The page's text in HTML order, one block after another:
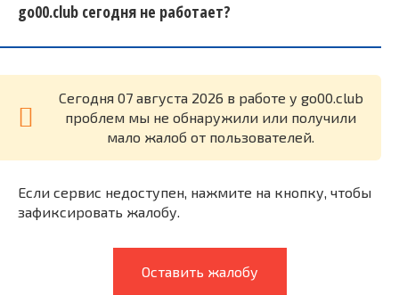
go00.club сегодня не работает?
Cегодня 07 августа 2026 в работе у go00.club
проблем мы не обнаружили или получили
мало жалоб от пользователей.
Если сервис недоступен, нажмите на кнопку, чтобы
зафиксировать жалобу.
Оставить жалобу